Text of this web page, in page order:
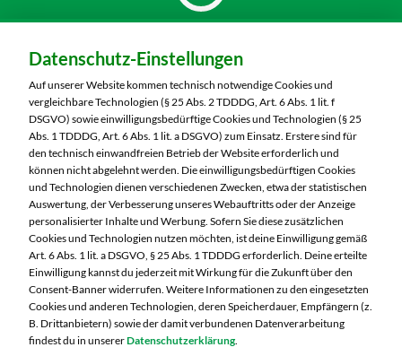
MARKTKAUF Nürnberg-Thon
Wilhelmshavener Straße 15
90425 Nürnberg
Telefon:0911 93460
Markt ändern
Öffnungszeiten diese Woche:
Mo:
07:00 – 20:00 Uhr
Di:
07:00 – 20:00 Uhr
Mi:
07:00 – 20:00 Uhr
Do:
07:00 – 20:00 Uhr
Fr:
07:00 – 20:00 Uhr
Datenschutz-Einstellungen
Auf unserer Website kommen technisch notwendige Cookies und
vergleichbare Technologien (§ 25 Abs. 2 TDDDG, Art. 6 Abs. 1 lit. f
DSGVO) sowie einwilligungsbedürftige Cookies und Technologien (§ 25
Abs. 1 TDDDG, Art. 6 Abs. 1 lit. a DSGVO) zum Einsatz. Erstere sind für
den technisch einwandfreien Betrieb der Website erforderlich und
können nicht abgelehnt werden. Die einwilligungsbedürftigen Cookies
und Technologien dienen verschiedenen Zwecken, etwa der statistischen
Auswertung, der Verbesserung unseres Webauftritts oder der Anzeige
personalisierter Inhalte und Werbung. Sofern Sie diese zusätzlichen
Cookies und Technologien nutzen möchten, ist deine Einwilligung gemäß
Art. 6 Abs. 1 lit. a DSGVO, § 25 Abs. 1 TDDDG erforderlich. Deine erteilte
Einwilligung kannst du jederzeit mit Wirkung für die Zukunft über den
Consent-Banner widerrufen. Weitere Informationen zu den eingesetzten
Cookies und anderen Technologien, deren Speicherdauer, Empfängern (z.
B. Drittanbietern) sowie der damit verbundenen Datenverarbeitung
findest du in unsererDatenschutzerklärung.